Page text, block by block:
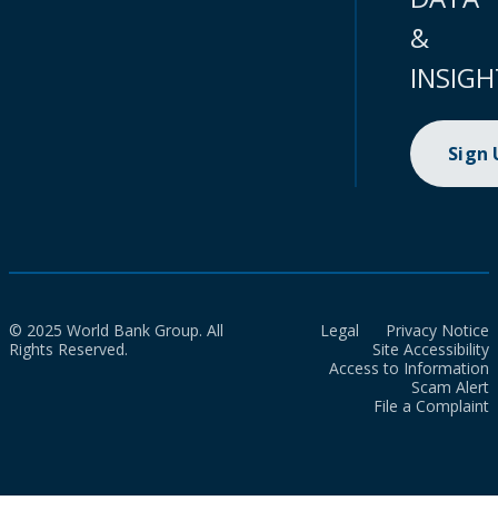
&
Sign
© 2025 World Bank Group. All
Rights Reserved.
Legal
Privacy Notice
Site Accessibility
Access to Information
Scam Alert
File a Complaint